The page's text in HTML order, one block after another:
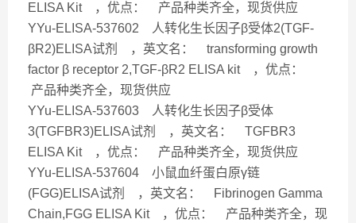
ELISA Kit ，优点： 产品种类齐全，现货供应
YYu-ELISA-537602 人转化生长因子β受体2(TGF-
βR2)ELISA试剂 ，英文名： transforming growth
factor β receptor 2,TGF-βR2 ELISA kit ，优点：
产品种类齐全，现货供应
YYu-ELISA-537603 人转化生长因子β受体
3(TGFBR3)ELISA试剂 ，英文名： TGFBR3
ELISA Kit ，优点： 产品种类齐全，现货供应
YYu-ELISA-537604 小鼠血纤蛋白原γ链
(FGG)ELISA试剂 ，英文名： Fibrinogen Gamma
Chain,FGG ELISA Kit ，优点： 产品种类齐全，现